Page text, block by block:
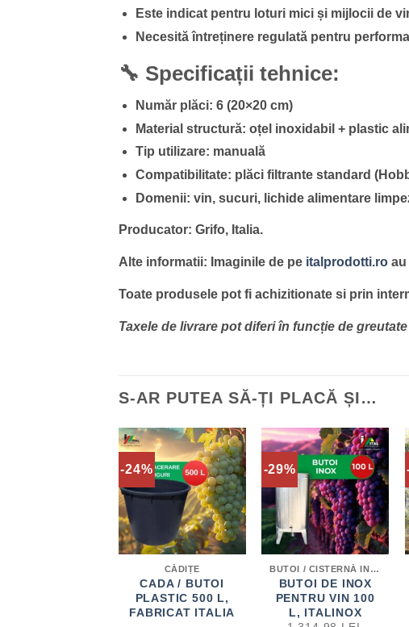
Este indicat pentru loturi mici și mijlocii de
Necesită întreținere regulată pentru
🔧 Specificații tehnice:
Număr plăci: 6 (20×20 cm)
Material structură: oțel inoxidabil + plastic
Tip utilizare: manuală
Compatibilitate: plăci filtrante standard
Domenii: vin, sucuri, lichide alimentare
Producator: Grifo, Italia.
Alte informatii: Imaginile de pe italprodotti.ro au
Toate produsele pot fi achizitionate si prin
Taxele de livrare pot diferi în funcție de
S-AR PUTEA SĂ-ȚI PLACĂ ȘI…
-24%
CĂDIȚE
CADA / BUTOI
PLASTIC 500 L,
FABRICAT ITALIA
-29%
BUTOI / CISTERNĂ INOX PENTRU VIN
BUTOI DE INOX
PENTRU VIN 100
L, ITALINOX